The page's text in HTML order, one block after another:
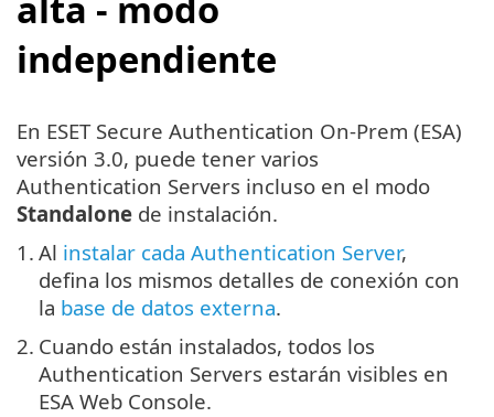
independiente
En ESET Secure Authentication On-Prem (ESA)
versión 3.0, puede tener varios
Authentication Servers incluso en el modo
Standalone de instalación.
1. Al instalar cada Authentication Server,
defina los mismos detalles de conexión con
la base de datos externa.
2. Cuando están instalados, todos los
Authentication Servers estarán visibles en
ESA Web Console.